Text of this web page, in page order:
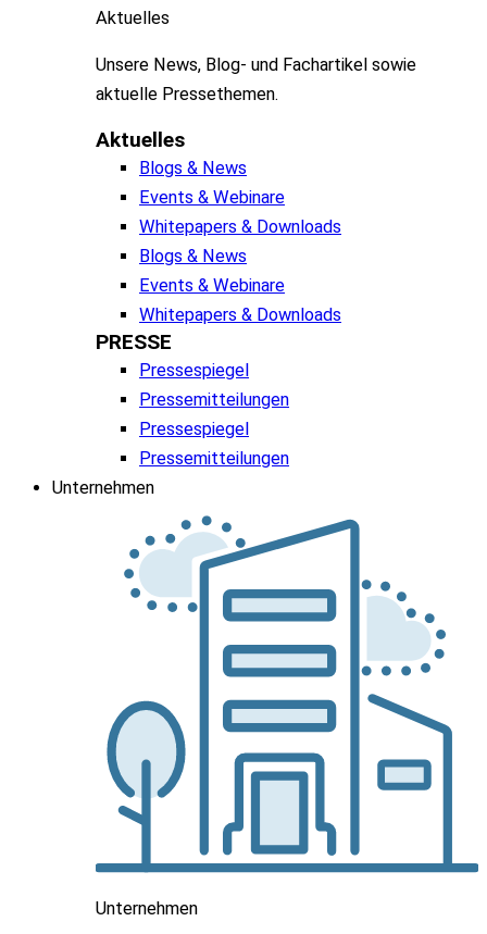
Aktuelles
Unsere News, Blog- und Fachartikel sowie
aktuelle Pressethemen.
Aktuelles
Blogs & News
Events & Webinare
Whitepapers & Downloads
Blogs & News
Events & Webinare
Whitepapers & Downloads
PRESSE
Pressespiegel
Pressemitteilungen
Pressespiegel
Pressemitteilungen
Unternehmen
Unternehmen